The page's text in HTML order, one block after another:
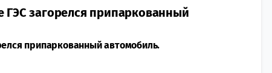
ГЭС загорелся припаркованный
припаркованный автомобиль.